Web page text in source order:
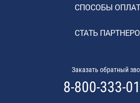
СПОСОБЫ
СТАТЬ
Заказать обратный
8-800-333-